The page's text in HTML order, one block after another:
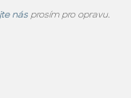
násprosím pro opravu.